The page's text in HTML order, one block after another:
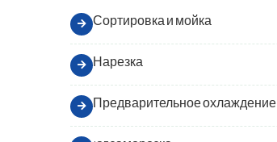
Сортировка и мойка
Нарезка
Предварительное охлаждение